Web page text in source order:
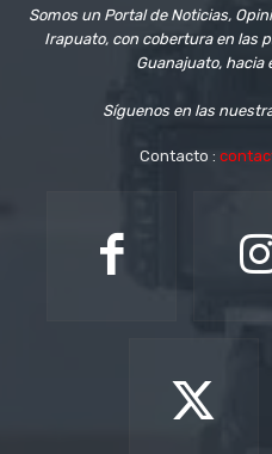
Somos un Portal de Noticias,
Irapuato, con cobertura en las
Guanajuato, hacia
Síguenos en las
Contacto :